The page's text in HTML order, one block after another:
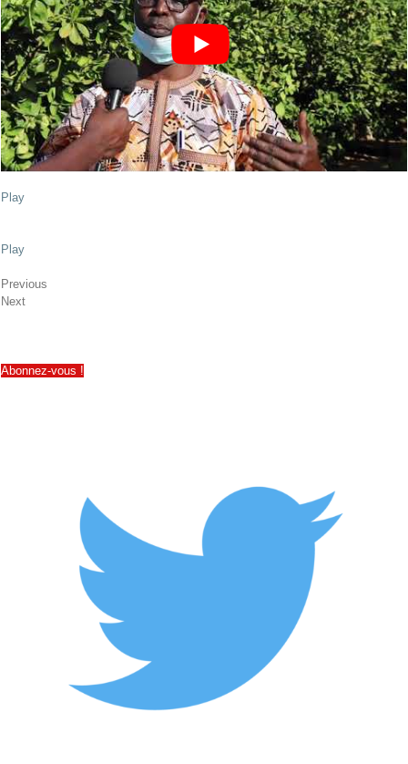
Play
Play
Previous
Next
Abonnez-vous !